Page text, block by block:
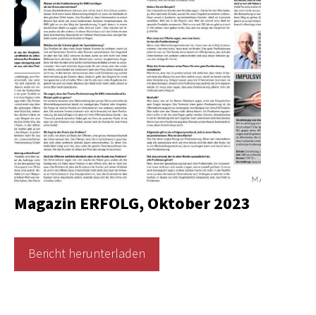
Magazin ERFOLG, Oktober 2023
Bericht herunterladen